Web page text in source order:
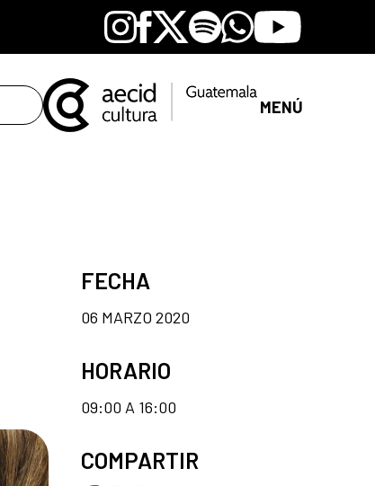
Instagram
Facebook
X SpotifyWhatsapp
Youtube
MENÚ
FECHA
06 MARZO 2020
HORARIO
09:00 A 16:00
COMPARTIR